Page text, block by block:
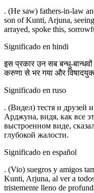
. (He saw) fathers-in-law
son of Kunti, Arjuna,
arrayed, spoke this,
Significado en hindi
इस प्रकार उन सब बन्धु-
करुणा से भर गया और
Significado en ruso
. (Видел) тестя и друзей
Арджуна, видя, как все
выстроенном виде,
глубокой жалости.
Significado en español
. (Vio) suegros y amigos
Kunti, Arjuna, al ver a
tristemente lleno de